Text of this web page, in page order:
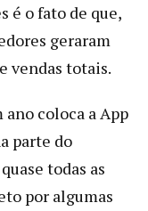
é o fato de que,
geraram
vendas totais.
ano coloca a App
parte do
todas as
por algumas